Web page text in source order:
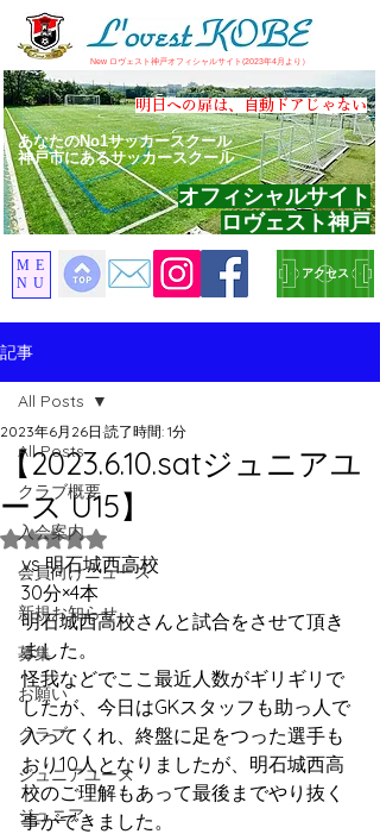
​New ロヴェスト神戸オフィシャルサイト(2023年4月より）
​明日への扉は、自動ドアじゃない
あなたのNo1サッカースクール
神戸市にあるサッカースクール
アクセス
オフィシャルサイト
ロヴェスト神戸
ME
NU
記事
All Posts
クラブ概要
入会案内
会員向けニュース
新規お知らせ
募集
お願い
クラブ
ジュニアユース
ジュニア
All Posts
【2023.6.10.satジュニアユ
ース U15】
2023年6月26日 読了時間: 1分
5つ星のうちNaNと評価されています。
vs 明石城西高校
30分×4本
明石城西高校さんと試合をさせて頂き
ました。
怪我などでここ最近人数がギリギリで
したが、今日はGKスタッフも助っ人で
入ってくれ、終盤に足をつった選手も
おり10人となりましたが、明石城西高
校のご理解もあって最後までやり抜く
事ができました。